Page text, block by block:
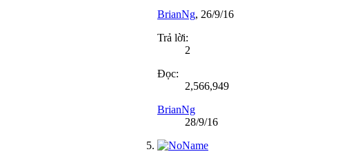
BrianNg, 26/9/16
Trả lời:
2
Đọc:
2,566,949
BrianNg
28/9/16